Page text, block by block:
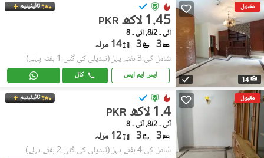
مقبول
14
ٹائیٹینیم
PKR 1.45 لاکھ
آئی ۔ 8/2, آئی ۔ 8
3
3 14 مرلہ
شامل کی:3 ہفتے پہل (تبدیلی کی گئی:1 ہفتہ پہلے)
ایس ایم ایس کال
مقبول ٹائیٹینیم
PKR 1.4 لاکھ
آئی ۔ 8/2, آئی ۔ 8
3
3 12 مرلہ
شامل کی:4 ہفتے پہل (تبدیلی کی گئی:2 ہفتے پہلے)